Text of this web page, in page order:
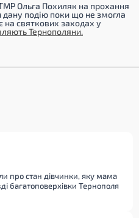
Ольга Похиляк на прохання
дану подію поки що не змогла
на святкових заходах у
Тернополяни.
про стан дівчинки, яку мама
багатоповерхівки Тернополя